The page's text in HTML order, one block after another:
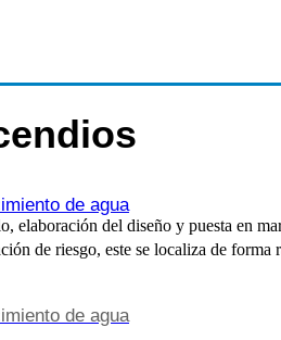
de agua
de agua
del diseño y puesta en
de riesgo, este se localiza de forma